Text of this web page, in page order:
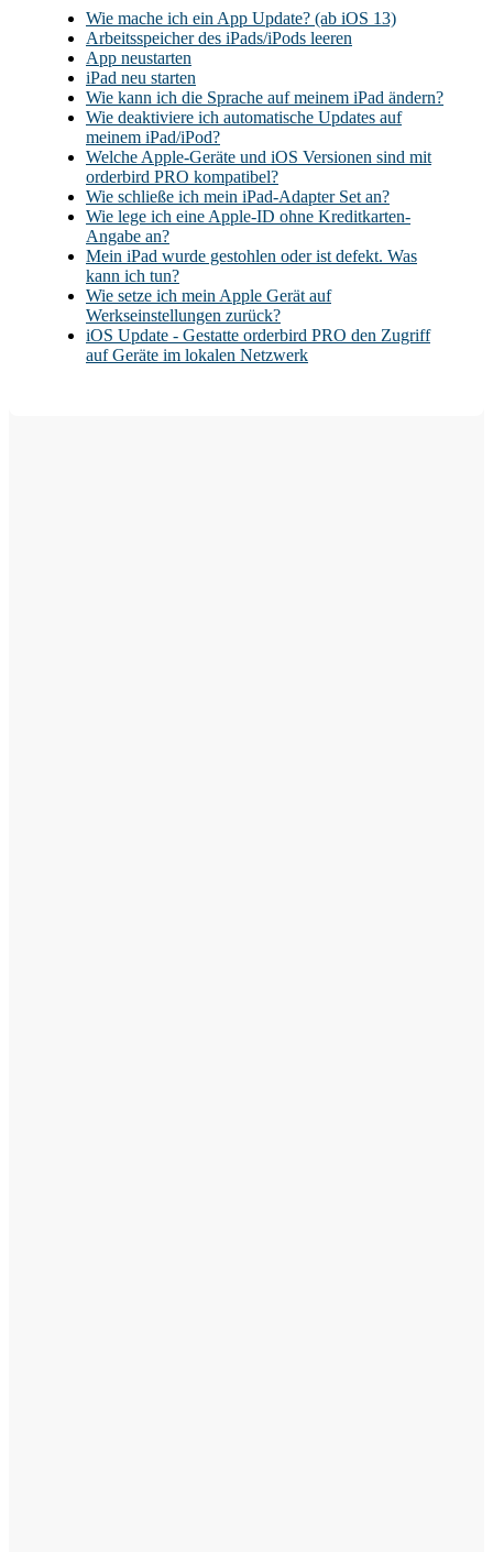
Wie mache ich ein App Update? (ab iOS 13)
Arbeitsspeicher des iPads/iPods leeren
App neustarten
iPad neu starten
Wie kann ich die Sprache auf meinem iPad ändern?
Wie deaktiviere ich automatische Updates auf
meinem iPad/iPod?
Welche Apple-Geräte und iOS Versionen sind mit
orderbird PRO kompatibel?
Wie schließe ich mein iPad-Adapter Set an?
Wie lege ich eine Apple-ID ohne Kreditkarten-
Angabe an?
Mein iPad wurde gestohlen oder ist defekt. Was
kann ich tun?
Wie setze ich mein Apple Gerät auf
Werkseinstellungen zurück?
iOS Update - Gestatte orderbird PRO den Zugriff
auf Geräte im lokalen Netzwerk